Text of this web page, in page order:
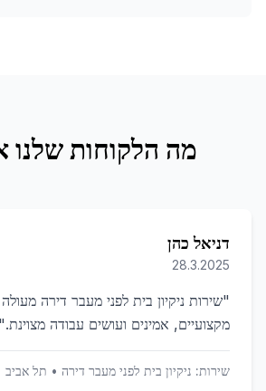
מה הלקוחות שלנו
דניאל כהן
28.3.2025
"שירות ניקיון בית לפני מעבר דירה
מקצועיים, אמינים ועושים עבודה מצוינת."
שירות: ניקיון בית לפני מעבר דירה • תל אביב